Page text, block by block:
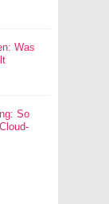
Was
So